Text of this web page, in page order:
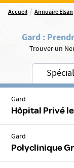
Accueil / Annuaire Elsan
Gard :
Trouver un
Gard
Hôpital Privé
Gard
Polyclinique